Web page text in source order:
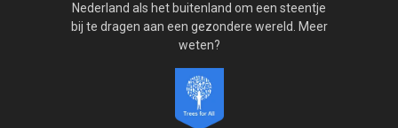
Nederland als het buitenland om een steentje
bij te dragen aan een gezondere wereld. Meer
weten?